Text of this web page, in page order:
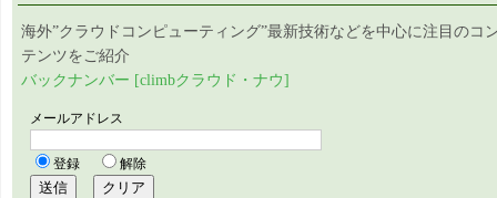
海外”クラウドコンピューティング”最新技術などを中心に注目のコ
テンツをご紹介
バックナンバー [climbクラウド・ナウ]